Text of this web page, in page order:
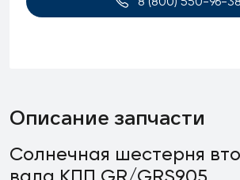
Описание запчасти
Солнечная шестерня